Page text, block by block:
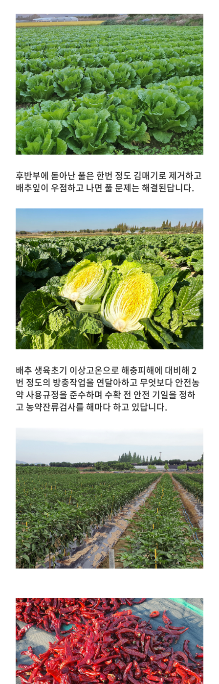
후반부에 돋아난 풀은 한번 정도 김매기로 제거하고
배추잎이 우점하고 나면 풀 문제는 해결된답니다.
배추 생육초기 이상고온으로 해충피해에 대비해 2
번 정도의 방충작업을 연달아하고 무엇보다 안전농
약 사용규정을 준수하며 수확 전 안전 기일을 정하
고 농약잔류검사를 해마다 하고 있답니다.